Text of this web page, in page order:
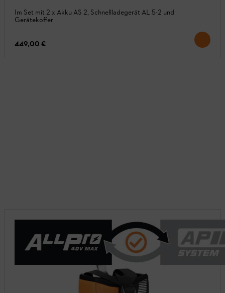
Im Set mit 2 x Akku AS 2, Schnellladegerät AL 5-2 und
Gerätekoffer
449,00 €